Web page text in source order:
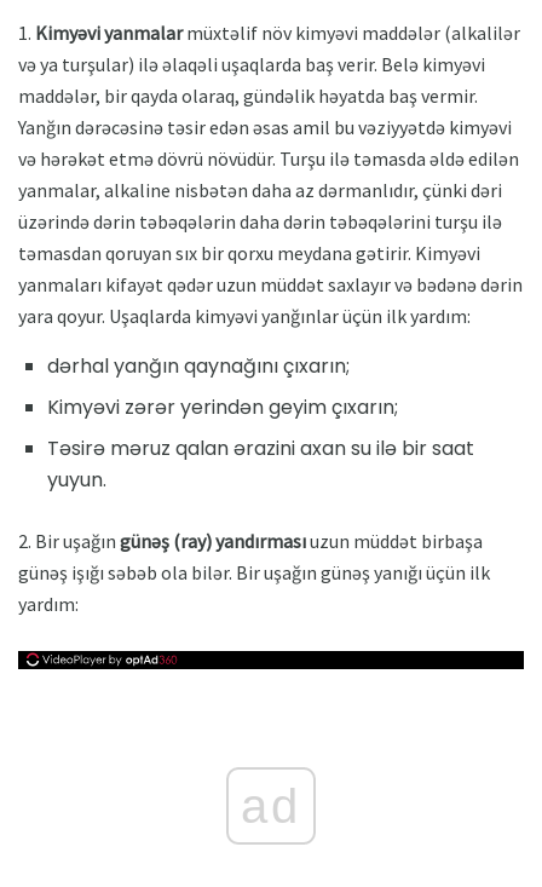
1. Kimyəvi yanmalarmüxtəlif növ kimyəvi maddələr (alkalilər
və ya turşular) ilə əlaqəli uşaqlarda baş verir. Belə kimyəvi
maddələr, bir qayda olaraq, gündəlik həyatda baş vermir.
Yanğın dərəcəsinə təsir edən əsas amil bu vəziyyətdə kimyəvi
və hərəkət etmə dövrü növüdür. Turşu ilə təmasda əldə edilən
yanmalar, alkaline nisbətən daha az dərmanlıdır, çünki dəri
üzərində dərin təbəqələrin daha dərin təbəqələrini turşu ilə
təmasdan qoruyan sıx bir qorxu meydana gətirir. Kimyəvi
yanmaları kifayət qədər uzun müddət saxlayır və bədənə dərin
yara qoyur. Uşaqlarda kimyəvi yanğınlar üçün ilk yardım:
dərhal yanğın qaynağını çıxarın;
Kimyəvi zərər yerindən geyim çıxarın;
Təsirə məruz qalan ərazini axan su ilə bir saat
yuyun.
2. Bir uşağın günəş (ray) yandırmasıuzun müddət birbaşa
günəş işığı səbəb ola bilər. Bir uşağın günəş yanığı üçün ilk
yardım:
ad